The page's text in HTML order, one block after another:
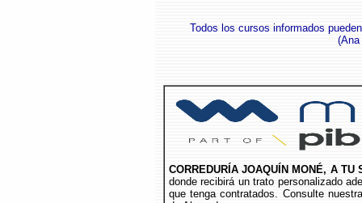
Todos los cursos informados
(Ana
CORREDURÍA JOAQUÍN MONÉ, A TU
donde recibirá un trato personalizado
que tenga contratados. Consulte